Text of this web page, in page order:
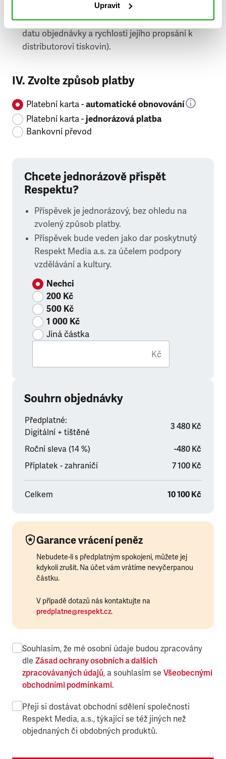
Upravit
první vydání ve vaší schránce se můžete těšit
příští, nejpozději přespříští týden (v závislosti na
datu objednávky a rychlosti jejího propsání k
distributorovi tiskovin).
IV. Zvolte způsob platby
Platební karta -automatické obnovování
Platební karta -jednorázová platba
Bankovní převod
Chcete jednorázově přispět
Respektu?
Příspěvek je jednorázový, bez ohledu na
zvolený způsob platby.
Příspěvek bude veden jako dar poskytnutý
Respekt Media a.s. za účelem podpory
vzdělávání a kultury.
Nechci
200 Kč
500 Kč
1 000 Kč
Jiná částka
Kč
Souhrn objednávky
Předplatné:
Digitální + tištěné
3 480 Kč
Roční sleva (14 %)
-480 Kč
Příplatek - zahraničí
7 100 Kč
Celkem 10 100 Kč
Garance vrácení peněz
Nebudete-li s předplatným spokojeni, můžete jej
kdykoli zrušit. Na účet vám vrátíme nevyčerpanou
částku.
V případě dotazů nás kontaktujte na
predplatne@respekt.cz.
Souhlasím, že mé osobní údaje budou zpracovány
dle Zásad ochrany osobních a dalších
zpracovávaných údajů, a souhlasím se Všeobecnými
obchodními podmínkami.
Přeji si dostávat obchodní sdělení společnosti
Respekt Media, a.s., týkající se též jiných než
objednaných či obdobných produktů.